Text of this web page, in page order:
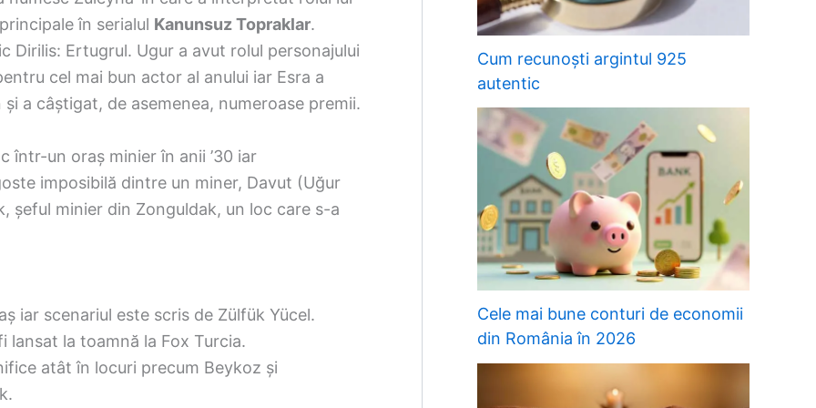
în serialul Kanunsuz Topraklar.
Dirilis: Ertugrul. Ugur a avut rolul personajului
cel mai bun actor al anului iar Esra a
a câștigat, de asemenea, numeroase premii.
într-un oraș minier în anii ’30 iar
imposibilă dintre un miner, Davut (Uğur
șeful minier din Zonguldak, un loc care s-a
iar scenariul este scris de Zülfük Yücel.
lansat la toamnă la Fox Turcia.
atât în ​​locuri precum Beykoz și
Cum recunoști argintul 925
autentic
Cele mai bune conturi de economii
din România în 2026